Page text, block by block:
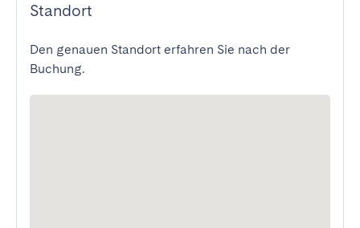
Standort
Den genauen Standort erfahren Sie nach der
Buchung.